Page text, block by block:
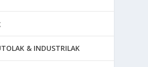
& INDUSTRILAK